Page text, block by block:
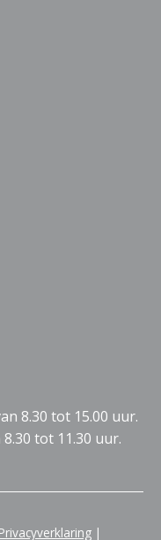
8.30 tot 15.00 uur.
tot 11.30 uur.
Privacyverklaring |